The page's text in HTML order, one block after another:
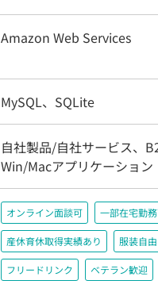
Amazon Web Services
MySQL、SQLite
自社製品/自社サービス、
Win/Macアプリケーション
オンライン面談可 一部在宅勤
産休育休取得実績あり 服装自由
フリードリンク ベテラン歓迎